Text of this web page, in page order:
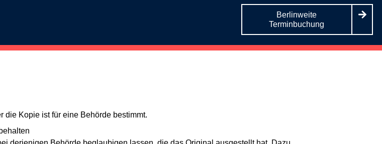
Berlinweite
Terminbuchung
die Kopie ist für eine Behörde bestimmt.